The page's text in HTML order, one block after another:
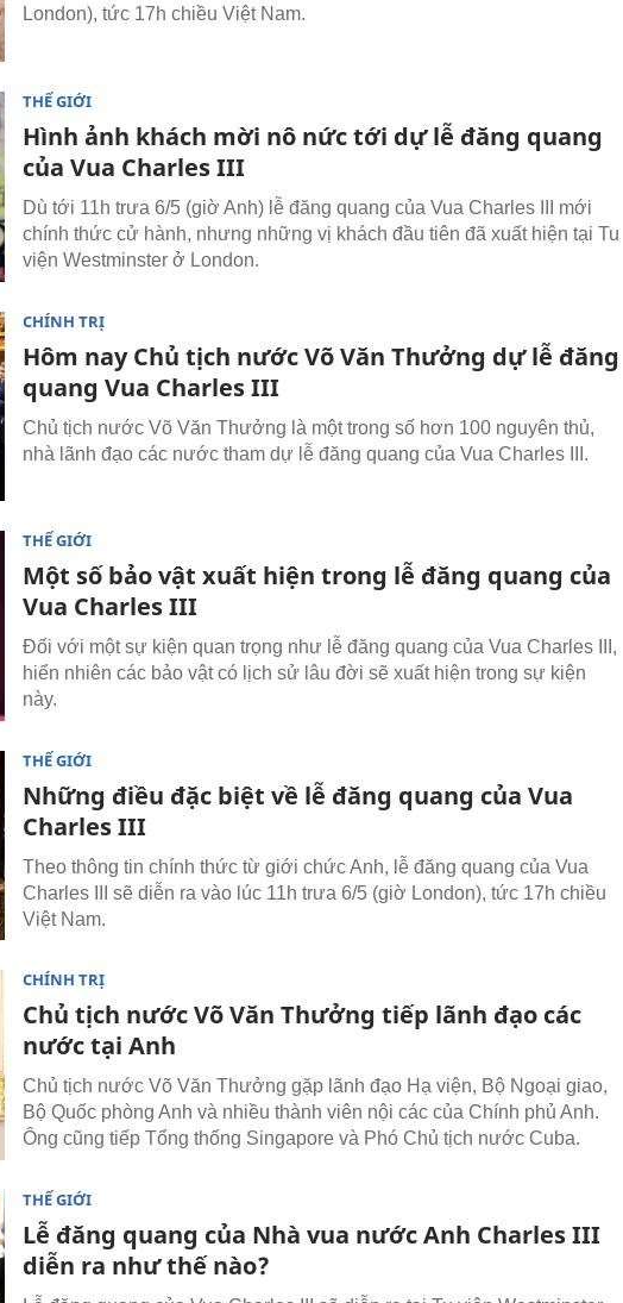
London), tức 17h chiều Việt Nam.
THẾ GIỚI
Hình ảnh khách mời nô nức tới dự lễ đăng quang
của Vua Charles III
Dù tới 11h trưa 6/5 (giờ Anh) lễ đăng quang của Vua Charles III mới
chính thức cử hành, nhưng những vị khách đầu tiên đã xuất hiện tại Tu
viện Westminster ở London.
CHÍNH TRỊ
Hôm nay Chủ tịch nước Võ Văn Thưởng dự lễ đăng
quang Vua Charles III
Chủ tịch nước Võ Văn Thưởng là một trong số hơn 100 nguyên thủ,
nhà lãnh đạo các nước tham dự lễ đăng quang của Vua Charles III.
THẾ GIỚI
Một số bảo vật xuất hiện trong lễ đăng quang của
Vua Charles III
Đối với một sự kiện quan trọng như lễ đăng quang của Vua Charles III,
hiển nhiên các bảo vật có lịch sử lâu đời sẽ xuất hiện trong sự kiện
này.
THẾ GIỚI
Những điều đặc biệt về lễ đăng quang của Vua
Charles III
Theo thông tin chính thức từ giới chức Anh, lễ đăng quang của Vua
Charles III sẽ diễn ra vào lúc 11h trưa 6/5 (giờ London), tức 17h chiều
Việt Nam.
CHÍNH TRỊ
Chủ tịch nước Võ Văn Thưởng tiếp lãnh đạo các
nước tại Anh
Chủ tịch nước Võ Văn Thưởng gặp lãnh đạo Hạ viện, Bộ Ngoại giao,
Bộ Quốc phòng Anh và nhiều thành viên nội các của Chính phủ Anh.
Ông cũng tiếp Tổng thống Singapore và Phó Chủ tịch nước Cuba.
THẾ GIỚI
Lễ đăng quang của Nhà vua nước Anh Charles III
diễn ra như thế nào?